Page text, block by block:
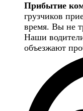
Прибытие
грузчиков
время. Вы не
Наши
объезжают